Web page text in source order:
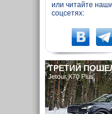
или читайте
соцсетях:
ТРЕТИЙ
Jetour X70 Plus